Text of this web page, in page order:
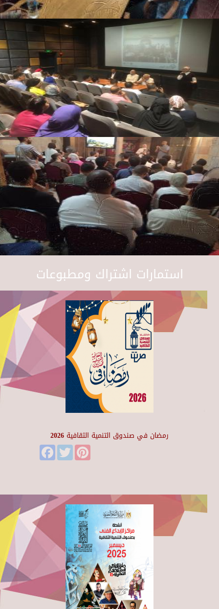
استمارات اشتراك ومطبوعات
رمضان في صندوق التنمية الثقافية 2026
FacebookTwitter